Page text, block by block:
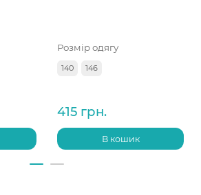
Розмір одягу
140 146
415 грн.
В кошик